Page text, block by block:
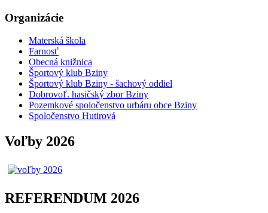
Organizácie
Materská škola
Farnosť
Obecná knižnica
Športový klub Bziny
Športový klub Bziny - šachový oddiel
Dobrovoľ. hasičský zbor Bziny
Pozemkové spoločenstvo urbáru obce Bziny
Spoločenstvo Hutirová
Voľby 2026
REFERENDUM 2026